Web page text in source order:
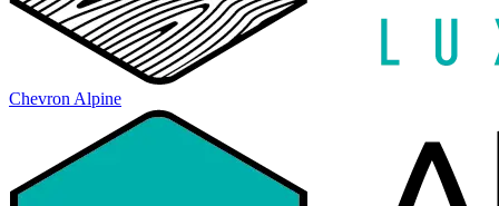
Chevron Alpine